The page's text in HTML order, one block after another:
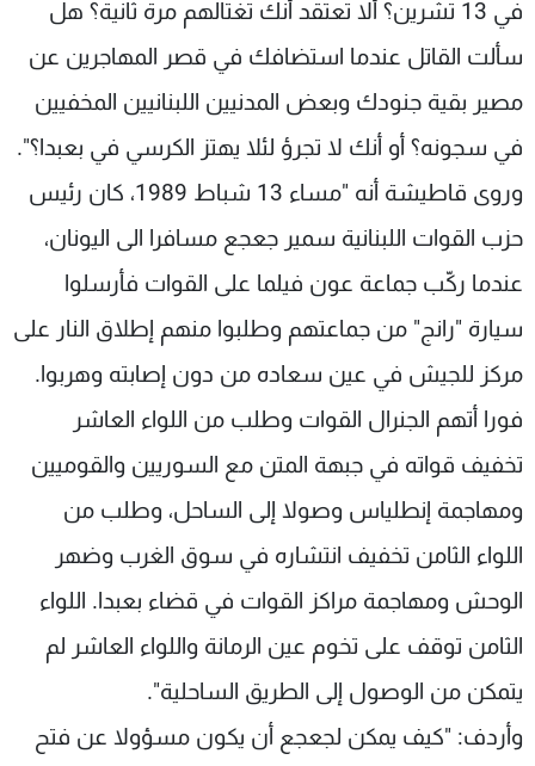
في 13 تشرين؟ ألا تعتقد أنك تغتالهم مرة ثانية؟ هل
سألت القاتل عندما استضافك في قصر المهاجرين عن
مصير بقية جنودك وبعض المدنيين اللبنانيين المخفيين
في سجونه؟ أو أنك لا تجرؤ لئلا يهتز الكرسي في بعبدا؟".
وروى قاطيشة أنه "مساء 13 شباط 1989، كان رئيس
حزب القوات اللبنانية سمير جعجع مسافرا الى اليونان،
عندما ركّب جماعة عون فيلما على القوات فأرسلوا
سيارة "رانج" من جماعتهم وطلبوا منهم إطلاق النار على
مركز للجيش في عين سعاده من دون إصابته وهربوا.
فورا أتهم الجنرال القوات وطلب من اللواء العاشر
تخفيف قواته في جبهة المتن مع السوريين والقوميين
ومهاجمة إنطلياس وصولا إلى الساحل، وطلب من
اللواء الثامن تخفيف انتشاره في سوق الغرب وضهر
الوحش ومهاجمة مراكز القوات في قضاء بعبدا. اللواء
الثامن توقف على تخوم عين الرمانة واللواء العاشر لم
يتمكن من الوصول إلى الطريق الساحلية".
وأردف: "كيف يمكن لجعجع أن يكون مسؤولا عن فتح